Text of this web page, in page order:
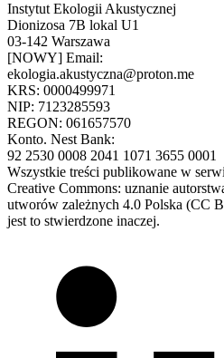
Instytut Ekologii Akustycznej
Dionizosa 7B lokal U1
03-142 Warszawa
[NOWY] Email:
ekologia.akustyczna@proton.me
KRS: 0000499971
NIP: 7123285593
REGON: 061657570
Konto. Nest Bank:
92 2530 0008 2041 1071 3655 0001
Wszystkie treści publikowane w
Creative Commons: uznanie
utworów zależnych 4.0 Polska (CC
jest to stwierdzone inaczej.